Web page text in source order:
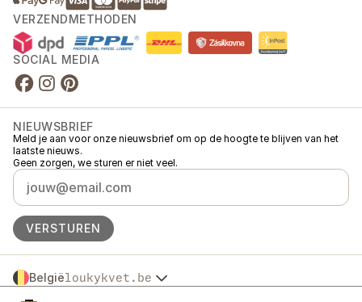
VERZENDMETHODEN
SOCIAL MEDIA
NIEUWSBRIEF
Meld je aan voor onze nieuwsbrief om op de hoogte te blijven van het
laatste nieuws.
Geen zorgen, we sturen er niet veel.
VERSTUREN
Belgiëloukykvet.be